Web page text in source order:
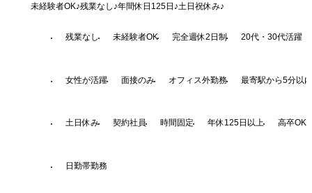
未経験者OK♪残業なし♪年間休日125日♪土日祝休み♪
残業なし 未経験者OK 完全週休2日制 20代・30代活躍
女性が活躍 面接のみ オフィス外勤務 最寄駅から5分以内
土日休み 契約社員 時間固定 年休125日以上 高卒OK
日勤帯勤務